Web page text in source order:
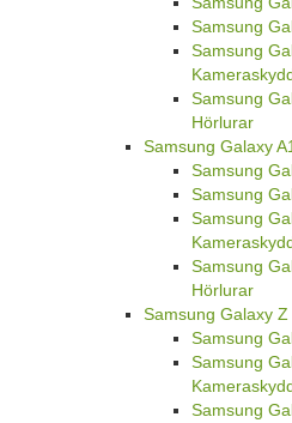
Samsung
Samsung
Samsung
Hörlurar
Samsung Galaxy
Samsung
Samsung
Samsung
Samsung
Hörlurar
Samsung Galaxy Z
Samsung
Samsung
Samsung